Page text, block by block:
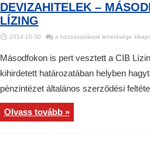
DEVIZAHITELEK –
LÍZING
2014-10-30
Devizahitelek
is
pert
a
Lízing
a hozzászólások lehetősége
Másodfokon is pert vesztett a CIB
kihirdetett határozatában helyben
pénzintézet általános szerződési
Olvass tovább »